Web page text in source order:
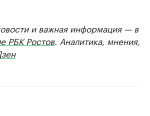
и важная информация — в
РБК Ростов. Аналитика, мнения,